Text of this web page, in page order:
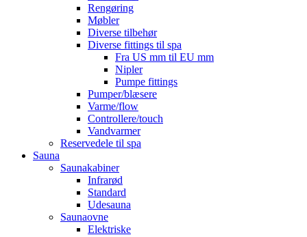
Rengøring
Møbler
Diverse tilbehør
Diverse fittings til spa
Fra US mm til EU mm
Nipler
Pumpe fittings
Pumper/blæsere
Varme/flow
Controllere/touch
Vandvarmer
Reservedele til spa
Sauna
Saunakabiner
Infrarød
Standard
Udesauna
Saunaovne
Elektriske